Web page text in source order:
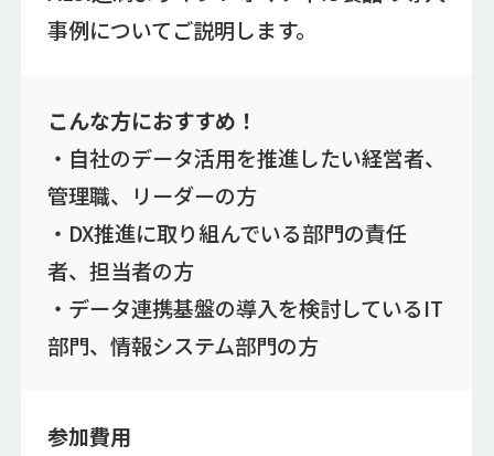
事例についてご説明します。
こんな方におすすめ！
・自社のデータ活用を推進したい経営者、
管理職、リーダーの方
・DX推進に取り組んでいる部門の責任
者、担当者の方
・データ連携基盤の導入を検討しているIT
部門、情報システム部門の方
参加費用